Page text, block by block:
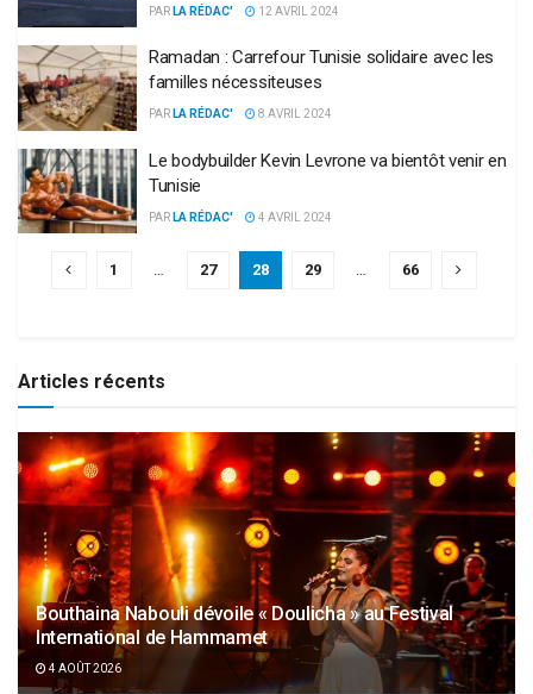
PAR LA RÉDAC' 12 AVRIL 2024
Ramadan : Carrefour Tunisie solidaire avec les
familles nécessiteuses
PAR LA RÉDAC' 8 AVRIL 2024
Le bodybuilder Kevin Levrone va bientôt venir en
Tunisie
PAR LA RÉDAC' 4 AVRIL 2024
1 … 27 28 29 … 66
Articles récents
Bouthaina Nabouli dévoile « Doulicha » au Festival
International de Hammamet
4 AOÛT 2026